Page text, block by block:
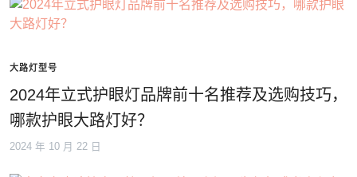
大路灯型号
2024年立式护眼灯品牌前十名推荐及选购技巧，
哪款护眼大路灯好？
2024 年 10 月 22 日